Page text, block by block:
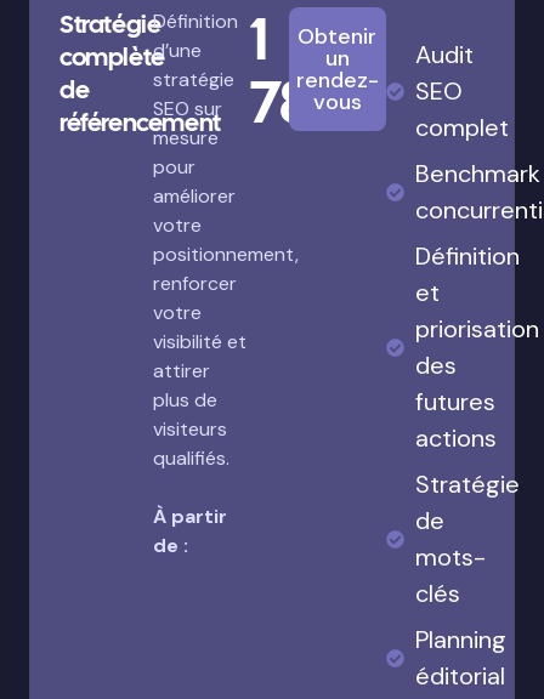
Stratégie
complète
de
référencement
Définition
d’une
stratégie
SEO sur
mesure
pour
améliorer
votre
positionnement,
renforcer
votre
visibilité et
attirer
plus de
visiteurs
qualifiés.
À partir
de :
1
780€
Obtenir
un
rendez-
vous
Audit
SEO
complet
Benchmark
Définition
et
priorisation
des
futures
actions
Stratégie
de
mots-
clés
Planning
éditorial